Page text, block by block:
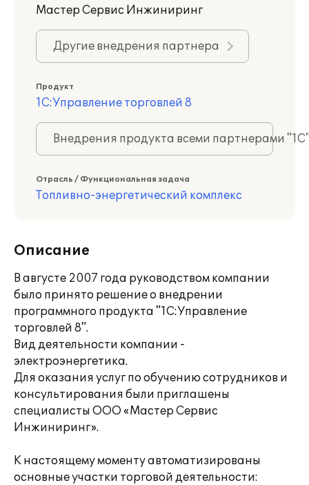
Мастер Сервис Инжиниринг
Другие внедрения партнера
Продукт
1С:Управление торговлей 8
Внедрения продукта всеми партнерами
Отрасль / Функциональная задача
Топливно-энергетический комплекс
Описание
В августе 2007 года руководством компании
было принято решение о внедрении
программного продукта "1С:Управление
торговлей 8".
Вид деятельности компании -
электроэнергетика.
Для оказания услуг по обучению сотрудников и
консультирования были приглашены
специалисты ООО «Мастер Сервис
Инжиниринг».
К настоящему моменту автоматизированы
основные участки торговой деятельности: